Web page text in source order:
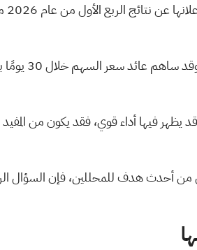
قد يظهر فيها أداء قوي، فقد يكون